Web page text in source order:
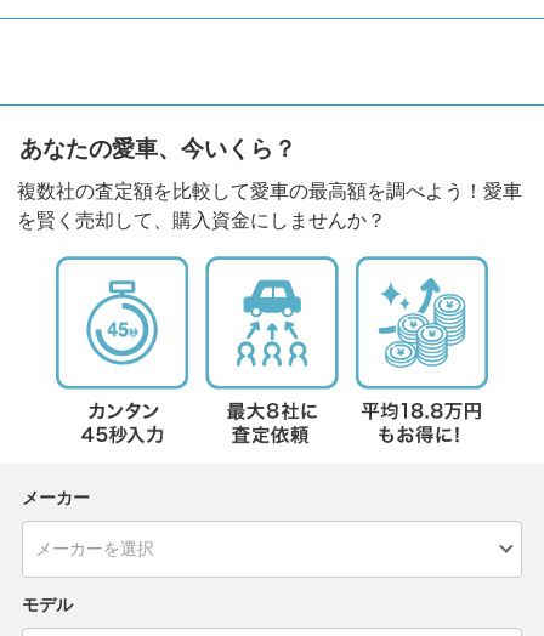
あなたの愛車、今いくら？
複数社の査定額を比較して愛車の最高額を調べよう！愛車
を賢く売却して、購入資金にしませんか？
メーカー
モデル